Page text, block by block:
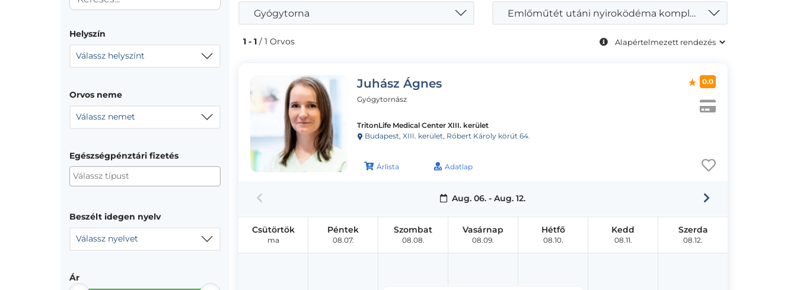
Helyszín
Válassz helyszínt
Orvos neme
Válassz nemet
Egészségpénztári fizetés
Beszélt idegen nyelv
Válassz nyelvet
Ár
Gyógytorna Emlőműtét utáni nyiroködéma komplex kezelése (nyirokmasszázs + fásli + gyógytorna)
1 - 1 / 1 Orvos
Juhász Ágnes
Gyógytornász
TritonLife Medical Center XIII. kerület
Budapest, XIII. kerület, Róbert Károly körút 64.
Árlista Adatlap
0.0
Aug. 06. - Aug. 12.
Csütörtök
ma
Péntek
08.07.
Szombat
08.08.
Vasárnap
08.09.
Hétfő
08.10.
Kedd
08.11.
Szerda
08.12.